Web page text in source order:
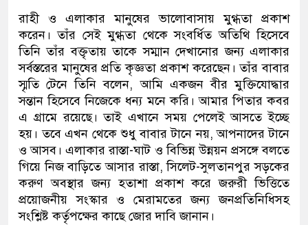
রাহী ও এলাকার মানুষের ভালোবাসায় মুগ্ধতা প্রকাশ
করেন। তাঁর সেই মুগ্ধতা থেকে সংবর্ধিত অতিথি হিসেবে
তিনি তাঁর বক্তৃতায় তাকে সম্মান দেখানোর জন্য এলাকার
সর্বস্তরের মানুষের প্রতি কৃজ্ঞতা প্রকাশ করেছেন। তাঁর বাবার
স্মৃতি টেনে তিনি বলেন, আমি একজন বীর মুক্তিযোদ্ধার
সন্তান হিসেবে নিজেকে ধন্য মনে করি। আমার পিতার কবর
এ গ্রামে রয়েছে। তাই এখানে সময় পেলেই আসতে ইচ্ছে
হয়। তবে এখন থেকে শুধু বাবার টানে নয়, আপনাদের টানে
ও আসব। এলাকার রাস্তা-ঘাট ও বিভিন্ন উন্নয়ন প্রসঙ্গে বলতে
গিয়ে নিজ বাড়িতে আসার রাস্তা, সিলেট-সুলতানপুর সড়কের
করুণ অবস্থার জন্য হতাশা প্রকাশ করে জরুরী ভিত্তিতে
প্রয়োজনীয় সংস্কার ও মেরামতের জন্য জনপ্রতিনিধিসহ
সংশ্লিষ্ট কর্তৃপক্ষের কাছে জোর দাবি জানান।